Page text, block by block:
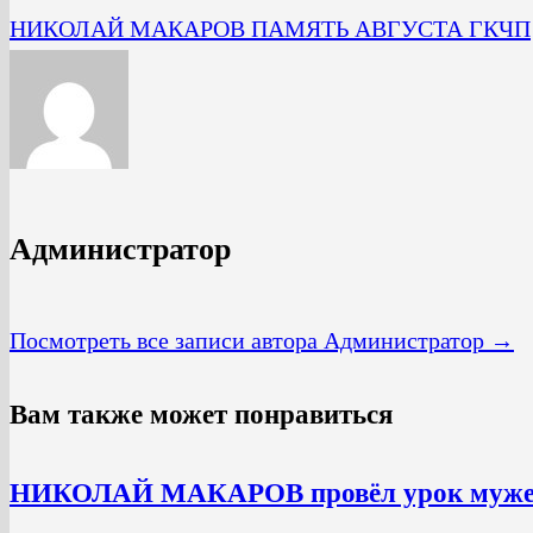
НИКОЛАЙ МАКАРОВ ПАМЯТЬ АВГУСТА ГКЧП
Администратор
Посмотреть все записи автора Администратор →
Вам также может понравиться
НИКОЛАЙ МАКАРОВ провёл урок